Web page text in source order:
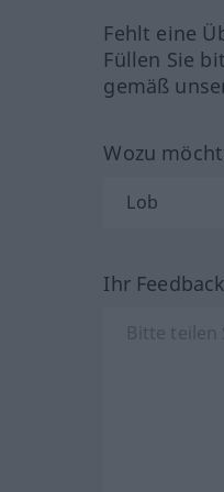
Fehlt eine
Füllen Sie
gemäß
Wozu
Ihr